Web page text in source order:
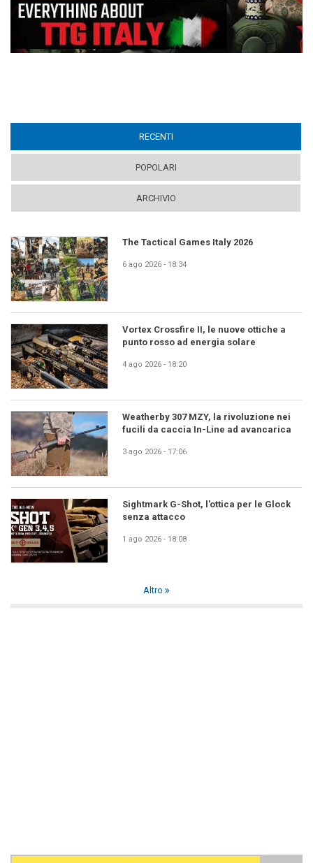
RECENTI
POPOLARI
ARCHIVIO
The Tactical Games Italy 2026
6 ago 2026 - 18:34
Vortex Crossfire II, le nuove ottiche a
punto rosso ad energia solare
4 ago 2026 - 18:20
Weatherby 307 MZY, la rivoluzione nei
fucili da caccia In-Line ad avancarica
3 ago 2026 - 17:06
Sightmark G-Shot, l'ottica per le Glock
senza attacco
1 ago 2026 - 18:08
Altro